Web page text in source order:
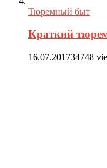
Тюремный быт
Краткий
16.07.201734748